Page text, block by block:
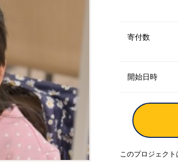
寄付数
開始日時
このプロジェク